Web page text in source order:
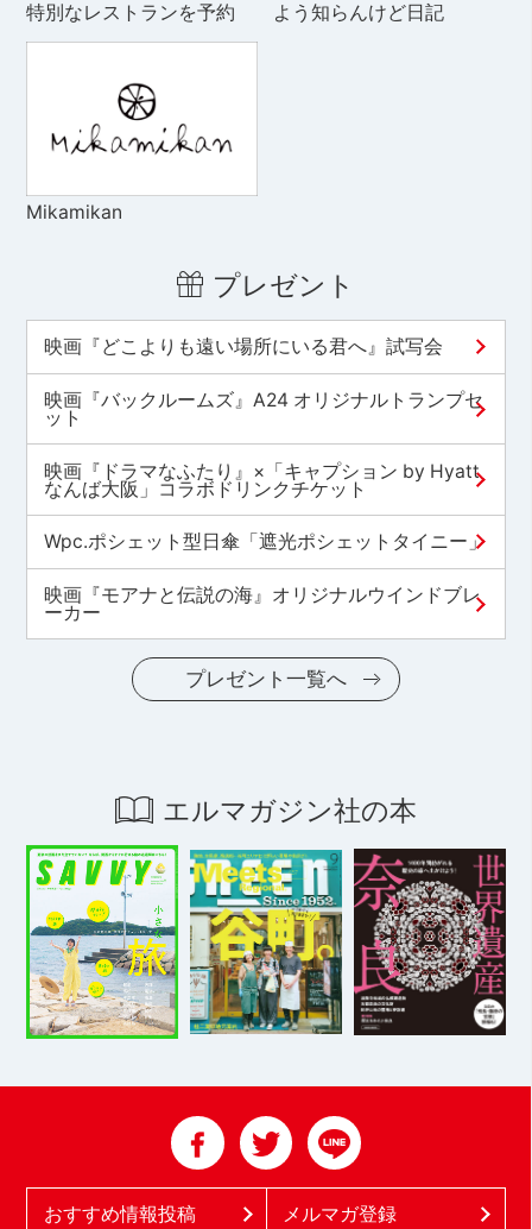
特別なレストランを予約 よう知らんけど日記
Mikamikan
プレゼント
映画『どこよりも遠い場所にいる君へ』試写会
映画『バックルームズ』A24 オリジナルトランプセ
ット
映画『ドラマなふたり』×「キャプション by Hyatt
なんば大阪」コラボドリンクチケット
Wpc.ポシェット型日傘「遮光ポシェットタイニー」
映画『モアナと伝説の海』オリジナルウインドブレ
ーカー
プレゼント一覧へ
エルマガジン社の本
おすすめ情報投稿 メルマガ登録